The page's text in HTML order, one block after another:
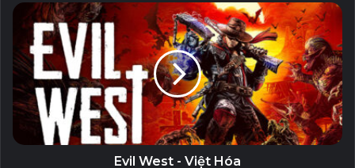
tàn bạo.
Evil West - Việt Hóa